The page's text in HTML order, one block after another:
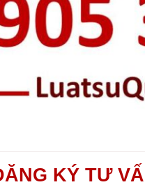
KÝ TƯ